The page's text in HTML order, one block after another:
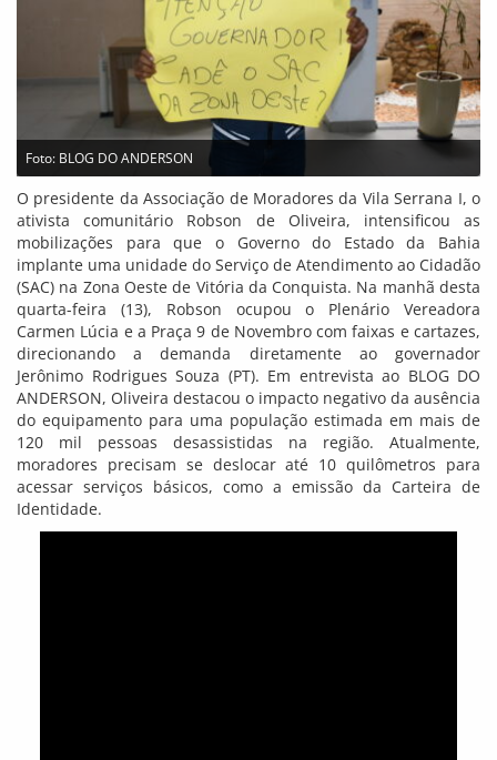
Foto: BLOG DO ANDERSON
O presidente da Associação de Moradores da Vila Serrana I, o
ativista comunitário Robson de Oliveira, intensificou as
mobilizações para que o Governo do Estado da Bahia
implante uma unidade do Serviço de Atendimento ao Cidadão
(SAC) na Zona Oeste de Vitória da Conquista. Na manhã desta
quarta-feira (13), Robson ocupou o Plenário Vereadora
Carmen Lúcia e a Praça 9 de Novembro com faixas e cartazes,
direcionando a demanda diretamente ao governador
Jerônimo Rodrigues Souza (PT). Em entrevista ao BLOG DO
ANDERSON, Oliveira destacou o impacto negativo da ausência
do equipamento para uma população estimada em mais de
120 mil pessoas desassistidas na região. Atualmente,
moradores precisam se deslocar até 10 quilômetros para
acessar serviços básicos, como a emissão da Carteira de
Identidade.